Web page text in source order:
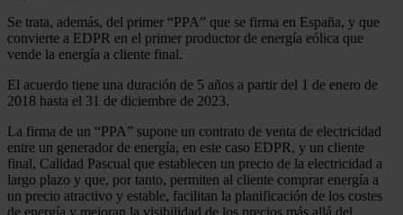
Se trata, además, del primer “PPA” que se firma en España, y que
convierte a EDPR en el primer productor de energía eólica que
vende la energía a cliente final.
El acuerdo tiene una duración de 5 años a partir del 1 de enero de
2018 hasta el 31 de diciembre de 2023.
La firma de un “PPA” supone un contrato de venta de electricidad
entre un generador de energía, en este caso EDPR, y un cliente
final, Calidad Pascual que establecen un precio de la electricidad a
largo plazo y que, por tanto, permiten al cliente comprar energía a
un precio atractivo y estable, facilitan la planificación de los costes
de energía y mejoran la visibilidad de los precios más allá del